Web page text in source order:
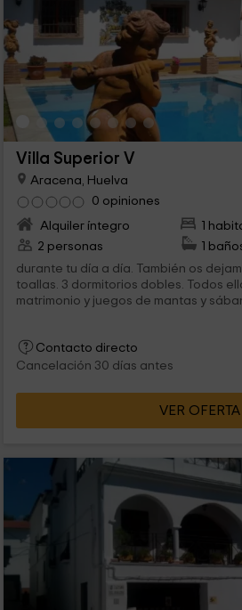
Villa Superior V
Aracena, Huelva
0 opiniones
Alquiler íntegro
1
2 personas
1
durante tu día a día. También os
toallas. 3 dormitorios dobles. Todos ellos tienen una cama de
matrimonio y juegos de mantas y
Contacto directo
Cancelación 30 días antes
VER OFERTA